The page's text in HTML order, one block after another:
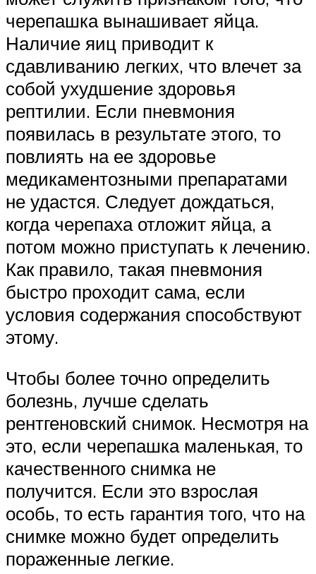
черепашка вынашивает яйца.
Наличие яиц приводит к
сдавливанию легких, что влечет за
собой ухудшение здоровья
рептилии. Если пневмония
появилась в результате этого, то
повлиять на ее здоровье
медикаментозными препаратами
не удастся. Следует дождаться,
когда черепаха отложит яйца, а
потом можно приступать к лечению.
Как правило, такая пневмония
быстро проходит сама, если
условия содержания способствуют
этому.
Чтобы более точно определить
болезнь, лучше сделать
рентгеновский снимок. Несмотря на
это, если черепашка маленькая, то
качественного снимка не
получится. Если это взрослая
особь, то есть гарантия того, что на
снимке можно будет определить
пораженные легкие.